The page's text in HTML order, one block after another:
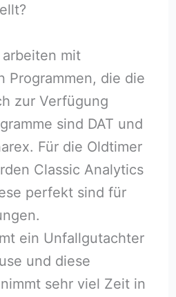
mit
Programmen, die die
zur Verfügung
sind DAT und
Für die Oldtimer
Classic Analytics
perfekt sind für
ein Unfallgutachter
und diese
sehr viel Zeit in